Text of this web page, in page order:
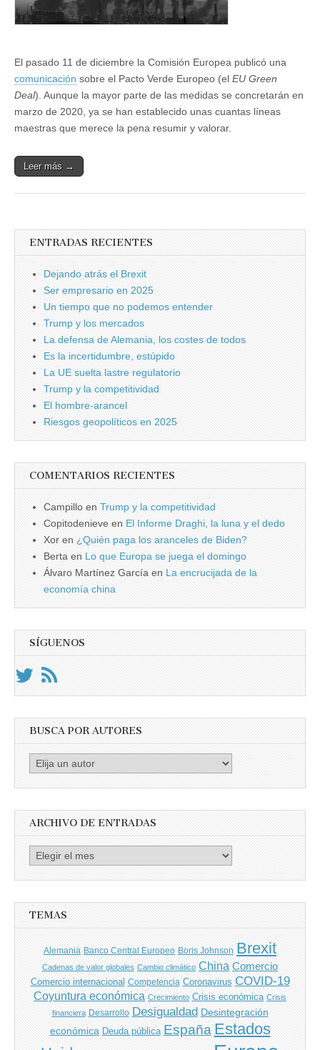
El pasado 11 de diciembre la Comisión Europea publicó una
comunicación sobre el Pacto Verde Europeo (el EU Green
Deal). Aunque la mayor parte de las medidas se concretarán en
marzo de 2020, ya se han establecido unas cuantas líneas
maestras que merece la pena resumir y valorar.
Leer más →
ENTRADAS RECIENTES
Dejando atrás el Brexit
Ser empresario en 2025
Un tiempo que no podemos entender
Trump y los mercados
La defensa de Alemania, los costes de todos
Es la incertidumbre, estúpido
La UE suelta lastre regulatorio
Trump y la competitividad
El hombre-arancel
Riesgos geopolíticos en 2025
COMENTARIOS RECIENTES
Campillo en Trump y la competitividad
Copitodenieve en El Informe Draghi, la luna y el dedo
Xor en ¿Quién paga los aranceles de Biden?
Berta en Lo que Europa se juega el domingo
Álvaro Martínez García en La encrucijada de la
economía china
SÍGUENOS
BUSCA POR AUTORES
Busca
ARCHIVO DE ENTRADAS
Archivo
TEMAS
Alemania Banco Central Europeo Boris Johnson Brexit
Cadenas de valor globales Cambio climático China Comercio
Comercio internacional Competencia Coronavirus COVID-19
Coyuntura económica Crecimiento Crisis económica Crisis
financiera Desarrollo Desigualdad Desintegración
económica Deuda pública España Estados